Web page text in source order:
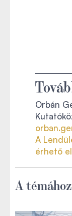
Orbán
A
érhető
A